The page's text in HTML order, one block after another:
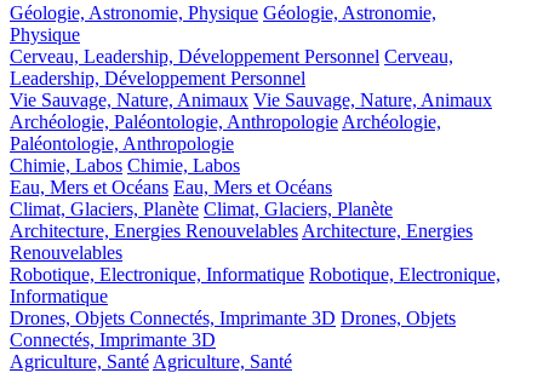
Géologie, Astronomie, Physique Géologie, Astronomie,
Physique
Cerveau, Leadership, Développement Personnel Cerveau,
Leadership, Développement Personnel
Vie Sauvage, Nature, Animaux Vie Sauvage, Nature, Animaux
Archéologie, Paléontologie, Anthropologie Archéologie,
Paléontologie, Anthropologie
Chimie, Labos Chimie, Labos
Eau, Mers et Océans Eau, Mers et Océans
Climat, Glaciers, Planète Climat, Glaciers, Planète
Architecture, Energies Renouvelables Architecture, Energies
Renouvelables
Robotique, Electronique, Informatique Robotique, Electronique,
Informatique
Drones, Objets Connectés, Imprimante 3D Drones, Objets
Connectés, Imprimante 3D
Agriculture, Santé Agriculture, Santé